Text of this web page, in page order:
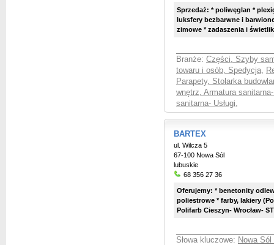
Sprzedaż: * poliwęglan *
luksfery bezbarwne i
zimowe * zadaszenia i
Branże: Części, Szyby
towaru i osób, Spedycja,
Parapety, Stolarka
wnętrz, Armatura
sanitarna- Usługi,
BARTEX
ul. Wilcza 5
67-100 Nowa Sól
lubuskie
68 356 27 36
Oferujemy: * benetonity
poliestrowe * farby, lakiery
Polifarb Cieszyn- Wrocław-
Słowa kluczowe: Nowa Sól